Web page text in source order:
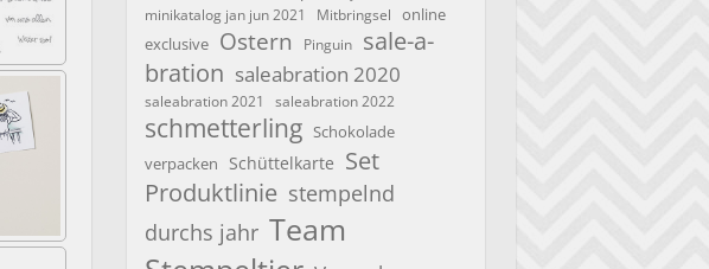
minikatalog jan jun 2021 Mitbringsel
online
exclusive Ostern Pinguin
sale-a-
bration saleabration 2020
saleabration 2021 saleabration 2022
schmetterling Schokolade
verpacken
Schüttelkarte Set
Produktlinie stempelnd
durchs jahr Team